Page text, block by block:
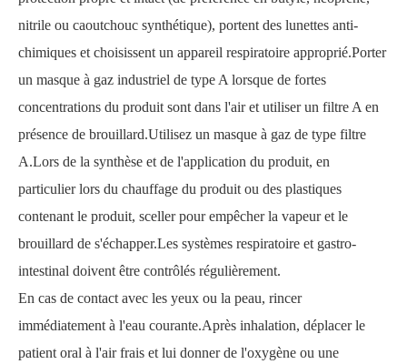
nitrile ou caoutchouc synthétique), portent des lunettes anti-
chimiques et choisissent un appareil respiratoire approprié.Porter
un masque à gaz industriel de type A lorsque de fortes
concentrations du produit sont dans l'air et utiliser un filtre A en
présence de brouillard.Utilisez un masque à gaz de type filtre
A.Lors de la synthèse et de l'application du produit, en
particulier lors du chauffage du produit ou des plastiques
contenant le produit, sceller pour empêcher la vapeur et le
brouillard de s'échapper.Les systèmes respiratoire et gastro-
intestinal doivent être contrôlés régulièrement.
En cas de contact avec les yeux ou la peau, rincer
immédiatement à l'eau courante.Après inhalation, déplacer le
patient oral à l'air frais et lui donner de l'oxygène ou une